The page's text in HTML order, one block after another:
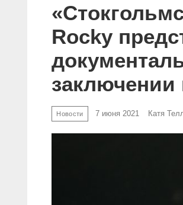
Rocky
Новости 7 июня 2021 Катя